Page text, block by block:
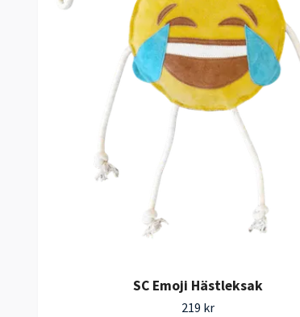
SC Emoji Hästleksak
219 kr